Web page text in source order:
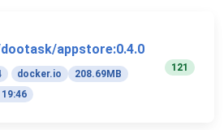
appstore:0.4.0
docker.io
208.69MB
121